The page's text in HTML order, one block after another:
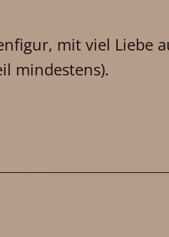
mit viel Liebe
mindestens).